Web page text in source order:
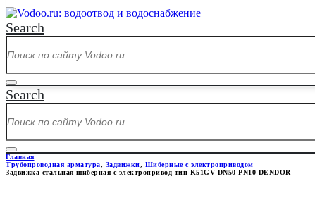
Search
Search
Главная
Трубопроводная арматура, Задвижки, Шиберные с электроприводом
Задвижка стальная шиберная с электропривод тип K51GV DN50 PN10 DENDOR